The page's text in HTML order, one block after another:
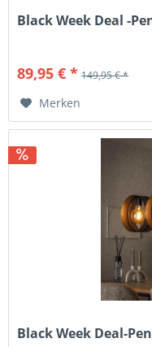
Black Week Deal -
89,95 € * 149,95 € *
Merken
Black Week Deal-